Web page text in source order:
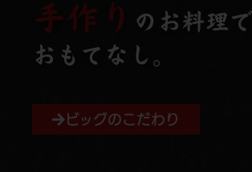
手作り のお料理で
おもてなし。
ビッグのこだわり